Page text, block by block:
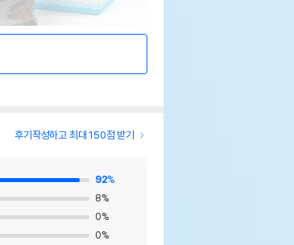
후기작성하고 최대 150점 받기
92%
8%
0%
0%